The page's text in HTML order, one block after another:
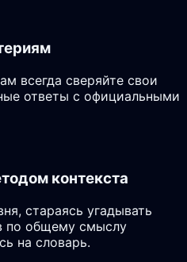
всегда сверяйте свои
ответы с официальными
контекста
стараясь угадывать
по общему смыслу
на словарь.